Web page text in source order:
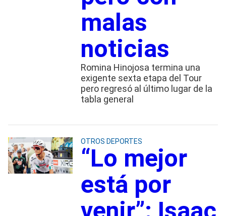
malas
noticias
Romina Hinojosa termina una
exigente sexta etapa del Tour
pero regresó al último lugar de la
tabla general
OTROS DEPORTES
“Lo mejor
está por